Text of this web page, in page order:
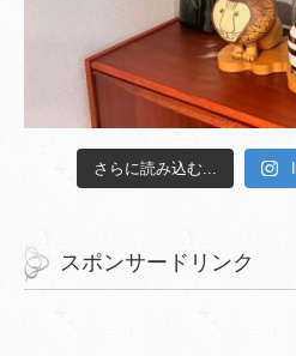
さらに読み込む...
スポンサードリンク